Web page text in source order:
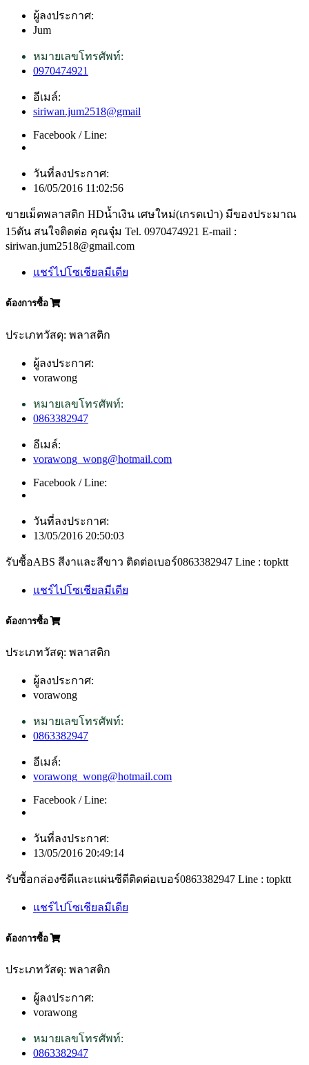
ผู้ลงประกาศ:
Jum
หมายเลขโทรศัพท์:
0970474921
อีเมล์:
siriwan.jum2518@gmail
Facebook / Line:
วันที่ลงประกาศ:
16/05/2016 11:02:56
ขายเม็ดพลาสติก HDน้ำเงิน เศษใหม่(เกรดเป่า) มีของประมาณ
15ตัน สนใจติดต่อ คุณจุ๋ม Tel. 0970474921 E-mail :
siriwan.jum2518@gmail.com
แชร์ไปโซเชียลมีเดีย
ต้องการซื้อ
ประเภทวัสดุ: พลาสติก
ผู้ลงประกาศ:
vorawong
หมายเลขโทรศัพท์:
0863382947
อีเมล์:
vorawong_wong@hotmail.com
Facebook / Line:
วันที่ลงประกาศ:
13/05/2016 20:50:03
รับซื้อABS สีงาและสีขาว ติดต่อเบอร์0863382947 Line : topktt
แชร์ไปโซเชียลมีเดีย
ต้องการซื้อ
ประเภทวัสดุ: พลาสติก
ผู้ลงประกาศ:
vorawong
หมายเลขโทรศัพท์:
0863382947
อีเมล์:
vorawong_wong@hotmail.com
Facebook / Line:
วันที่ลงประกาศ:
13/05/2016 20:49:14
รับซื้อกล่องซีดีและแผ่นซีดีติดต่อเบอร์0863382947 Line : topktt
แชร์ไปโซเชียลมีเดีย
ต้องการซื้อ
ประเภทวัสดุ: พลาสติก
ผู้ลงประกาศ:
vorawong
หมายเลขโทรศัพท์:
0863382947